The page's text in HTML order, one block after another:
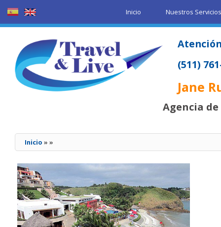
Inicio Nuestros Servicios
(511)
Jane
Agencia
Inicio » »